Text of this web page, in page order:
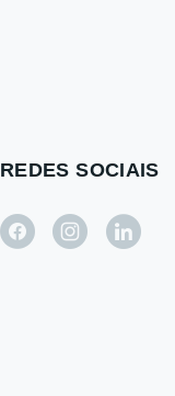
REDES SOCIAIS